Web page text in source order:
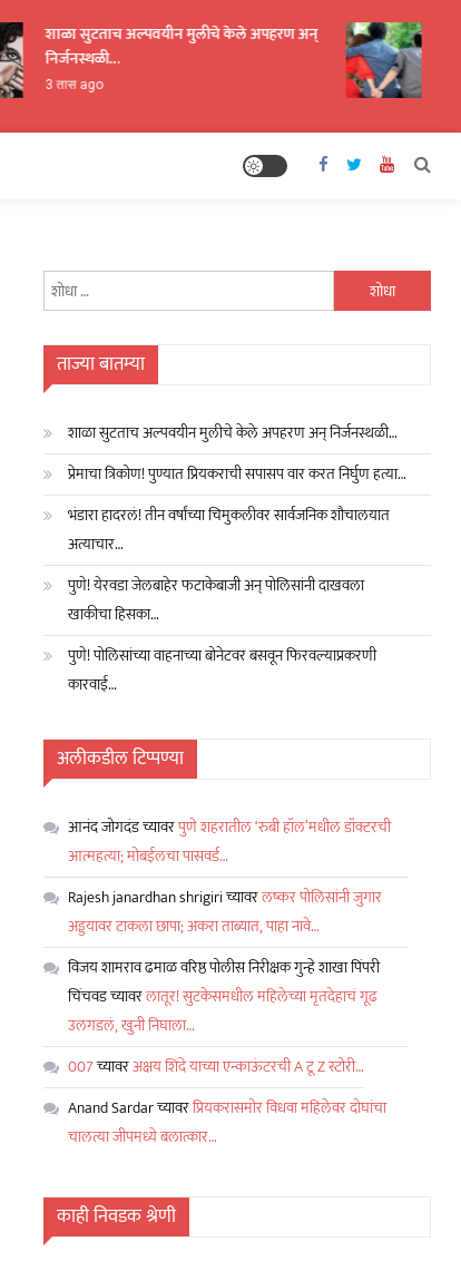
शाळा सुटताच अल्पवयीन मुलीचे केले अपहरण अन्
निर्जनस्थळी…
3 तास ago
करत
3 तास
शोध
ताज्या बातम्या
शाळा सुटताच अल्पवयीन मुलीचे केले अपहरण अन् निर्जनस्थळी…
प्रेमाचा त्रिकोण! पुण्यात प्रियकराची सपासप वार करत निर्घुण हत्या…
भंडारा हादरलं! तीन वर्षांच्या चिमुकलीवर सार्वजनिक शौचालयात
अत्याचार…
पुणे! येरवडा जेलबाहेर फटाकेबाजी अन् पोलिसांनी दाखवला
खाकीचा हिसका…
पुणे! पोलिसांच्या वाहनाच्या बोनेटवर बसवून फिरवल्याप्रकरणी
कारवाई…
अलीकडील टिप्पण्या
आनंद जोगदंडच्यावरपुणे शहरातील ‘रुबी हॉल’मधील डॉक्टरची
आत्महत्या; मोबईलचा पासवर्ड…
Rajesh janardhan shrigiriच्यावरलष्कर पोलिसांनी जुगार
अड्डयावर टाकला छापा; अकरा ताब्यात, पाहा नावे…
विजय शामराव ढमाळ वरिष्ठ पोलीस निरीक्षक गुन्हे शाखा पिंपरी
चिंचवडच्यावरलातूर! सुटकेसमधील महिलेच्या मृतदेहाचं गूढ
उलगडलं, खुनी निघाला…
007च्यावरअक्षय शिंदे याच्या एन्काऊंटरची A टू Z स्टोरी…
Anand Sardarच्यावरप्रियकरासमोर विधवा महिलेवर दोघांचा
चालत्या जीपमध्ये बलात्कार…
काही निवडक श्रेणी